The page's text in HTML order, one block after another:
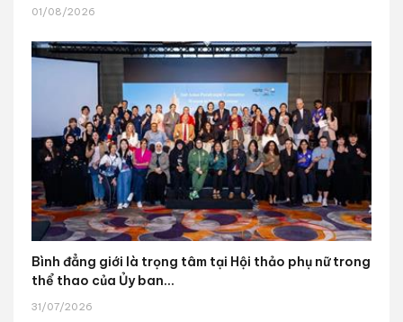
01/08/2026
Bình đẳng giới là trọng tâm tại Hội thảo phụ nữ trong
thể thao của Ủy ban...
31/07/2026